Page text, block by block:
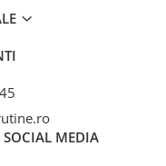
SOCIAL MEDIA